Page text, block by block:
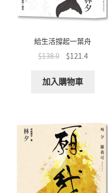
給生活撐起一葉舟
$138.0 $121.4
加入購物車